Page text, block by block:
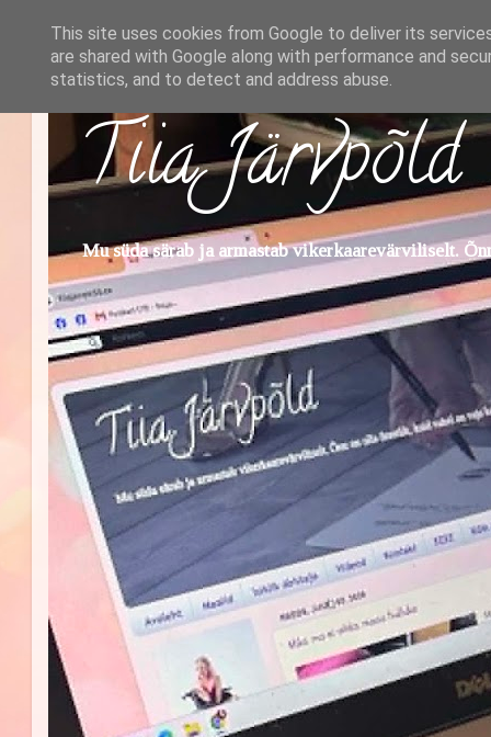
Tiia Järvpõld
Mu süda särab ja armastab vikerkaarevärviliselt.
This site uses cookies from Google to deliver its
are shared with Google along with performance and
statistics, and to detect and address abuse.